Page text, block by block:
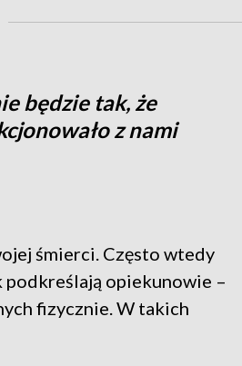
będzie tak, że
z nami
śmierci. Często wtedy
podkreślają opiekunowie –
fizycznie. W takich